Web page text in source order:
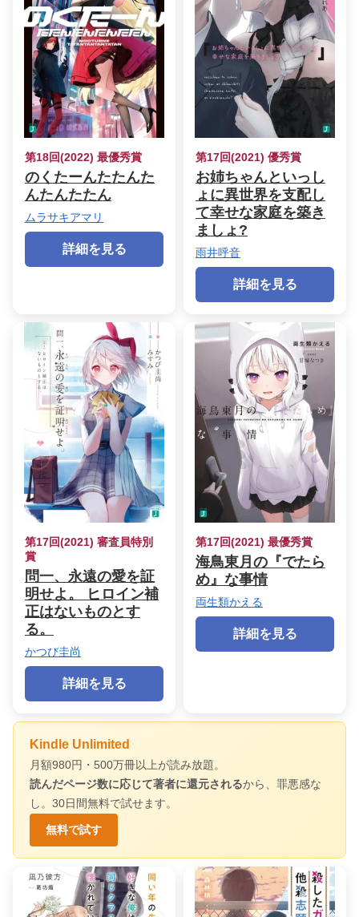
第18回(2022) 最優秀賞
のくたーんたたんた
んたんたたん
ムラサキアマリ
詳細を見る
第17回(2021) 優秀賞
お姉ちゃんといっし
ょに異世界を支配し
て幸せな家庭を築き
ましょ?
雨井呼音
詳細を見る
第17回(2021) 審査員特別
賞
問一、永遠の愛を証
明せよ。 ヒロイン補
正はないものとす
る。
かつび圭尚
詳細を見る
第17回(2021) 最優秀賞
海鳥東月の『でたら
め』な事情
両生類かえる
詳細を見る
Kindle Unlimited
月額980円・500万冊以上が読み放題。
読んだページ数に応じて著者に還元されるから、罪悪感な
し。30日間無料で試せます。
無料で試す